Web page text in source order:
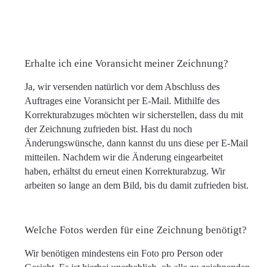
Erhalte ich eine Voransicht meiner Zeichnung?
Ja, wir versenden natürlich vor dem Abschluss des
Auftrages eine Voransicht per E-Mail. Mithilfe des
Korrekturabzuges möchten wir sicherstellen, dass du mit
der Zeichnung zufrieden bist. Hast du noch
Änderungswünsche, dann kannst du uns diese per E-Mail
mitteilen. Nachdem wir die Änderung eingearbeitet
haben, erhältst du erneut einen Korrekturabzug. Wir
arbeiten so lange an dem Bild, bis du damit zufrieden bist.
Welche Fotos werden für eine Zeichnung benötigt?
Wir benötigen mindestens ein Foto pro Person oder